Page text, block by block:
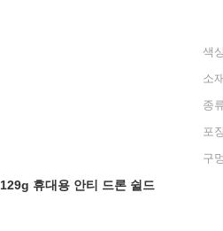
색
소
종
포
구
129g 휴대용 안티 드론 쉴드